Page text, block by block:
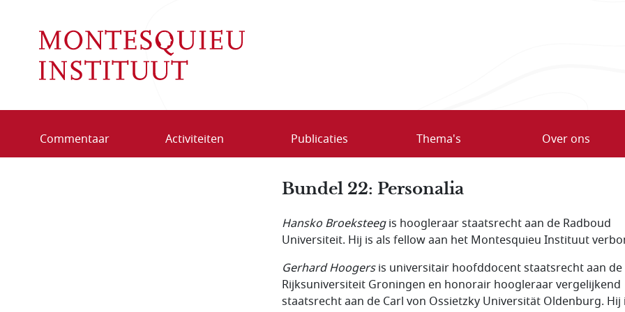
Commentaar Activiteiten Publicaties Thema's Over ons
Bundel 22: Personalia
Hansko Broeksteegis hoogleraar staatsrecht aan de Radboud
Universiteit. Hij is als fellow aan het Montesquieu Instituut
Gerhard Hoogersis universitair hoofddocent staatsrecht aan de
Rijksuniversiteit Groningen en honorair hoogleraar vergelijkend
staatsrecht aan de Carl von Ossietzky Universität Oldenburg. Hij